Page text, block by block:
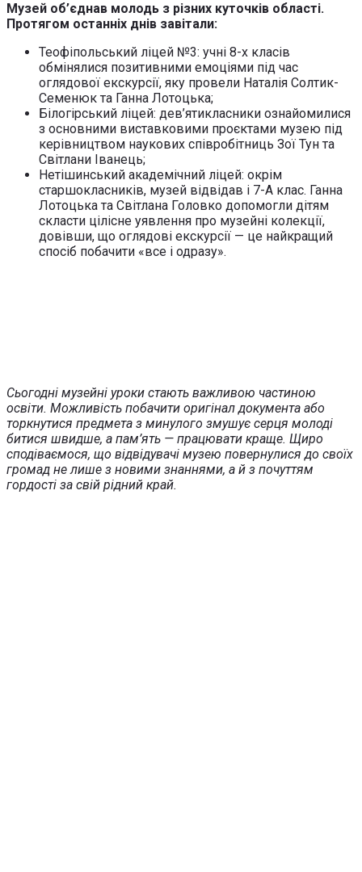
Музей об’єднав молодь з різних куточків області.
Протягом останніх днів завітали:
Теофіпольський ліцей №3: учні 8-х класів
обмінялися позитивними емоціями під час
оглядової екскурсії, яку провели Наталія Солтик-
Семенюк та Ганна Лотоцька;
Білогірський ліцей: дев’ятикласники ознайомилися
з основними виставковими проєктами музею під
керівництвом наукових співробітниць Зої Тун та
Світлани Іванець;
Нетішинський академічний ліцей: окрім
старшокласників, музей відвідав і 7-А клас. Ганна
Лотоцька та Світлана Головко допомогли дітям
скласти цілісне уявлення про музейні колекції,
довівши, що оглядові екскурсії — це найкращий
спосіб побачити «все і одразу».
Сьогодні музейні уроки стають важливою частиною
освіти. Можливість побачити оригінал документа або
торкнутися предмета з минулого змушує серця молоді
битися швидше, а пам’ять — працювати краще. Щиро
сподіваємося, що відвідувачі музею повернулися до своїх
громад не лише з новими знаннями, а й з почуттям
гордості за свій рідний край.